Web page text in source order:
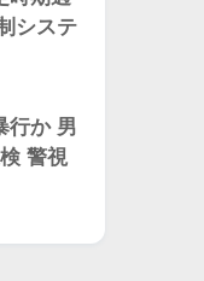
システ
行か 男
警視